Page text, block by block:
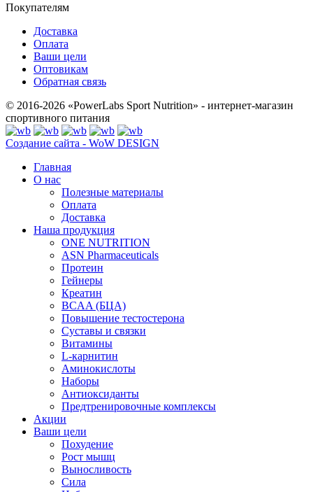
Покупателям
Доставка
Оплата
Ваши цели
Оптовикам
Обратная связь
© 2016-2026 «PowerLabs Sport Nutrition» - интернет-магазин
спортивного питания
Создание сайта - WoW DESIGN
Главная
О нас
Полезные материалы
Оплата
Доставка
Наша продукция
ONE NUTRITION
ASN Pharmaceuticals
Протеин
Гейнеры
Креатин
BCAA (БЦА)
Повышение тестостерона
Суставы и связки
Витамины
L-карнитин
Аминокислоты
Наборы
Антиоксиданты
Предтренировочные комплексы
Акции
Ваши цели
Похудение
Рост мышц
Выносливость
Сила